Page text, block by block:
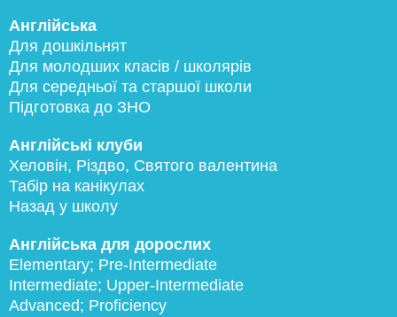
Англійська
Для дошкільнят
Для молодших класів / школярів
Для середньої та старшої школи
Підготовка до ЗНО
Англійські клуби
Хеловін, Різдво, Святого валентина
Табір на канікулах
Назад у школу
Англійська для дорослих
Elementary; Pre-Intermediate
Intermediate; Upper-Intermediate
Advanced; Proficiency